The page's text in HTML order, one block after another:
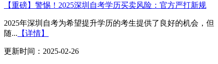
【重磅】警惕！2025深圳自考学历买卖风险：官方严打新规
2025年深圳自考为希望提升学历的考生提供了良好的机会，但
随... 【详情】
更新时间：2025-02-26